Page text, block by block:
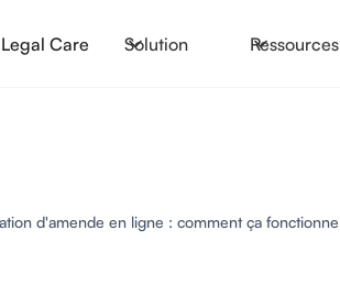
Care Solution Ressources
d'amende en ligne : comment ça fonctionne